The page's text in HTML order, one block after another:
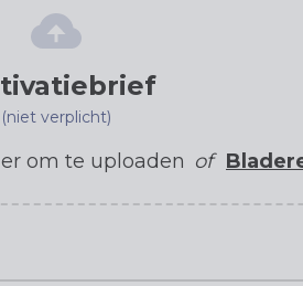
(niet verplicht)
om te uploaden of